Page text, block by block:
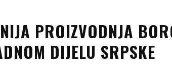
PROIZVODNJA
DIJELU SRPSKE